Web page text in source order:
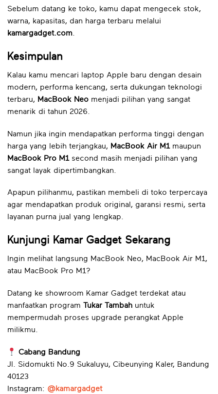
Sebelum datang ke toko, kamu dapat mengecek stok,
warna, kapasitas, dan harga terbaru melalui
kamargadget.com
Kesimpulan
Kalau kamu mencari laptop Apple baru dengan desain
modern, performa kencang, serta dukungan teknologi
terbaru, MacBook Neo menjadi pilihan yang sangat
menarik di tahun 2026.
Namun jika ingin mendapatkan performa tinggi dengan
harga yang lebih terjangkau, MacBook Air M1maupun
MacBook Pro M1second masih menjadi pilihan yang
sangat layak dipertimbangkan.
Apapun pilihanmu, pastikan membeli di toko terpercaya
agar mendapatkan produk original, garansi resmi, serta
layanan purna jual yang lengkap.
Kunjungi Kamar Gadget Sekarang
Ingin melihat langsung MacBook Neo, MacBook Air M1,
atau MacBook Pro M1?
Datang ke showroom Kamar Gadget terdekat atau
manfaatkan program Tukar Tambah untuk
mempermudah proses upgrade perangkat Apple
milikmu.
Cabang Bandung
Jl. Sidomukti No.9 Sukaluyu, Cibeunying Kaler, Bandung
40123
Instagram: @kamargadget